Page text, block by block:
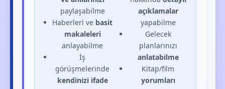
paylaşabilme
Haberleri ve basit
makaleleri
anlayabilme
İş
görüşmelerinde
kendinizi ifade
açıklamalar
yapabilme
Gelecek
planlarınızı
anlatabilme
Kitap/film
yorumları